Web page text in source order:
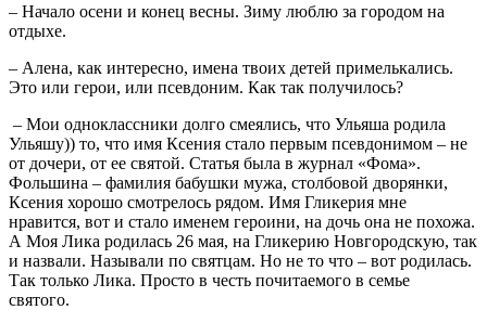
– Начало осени и конец весны. Зиму люблю за городом на
отдыхе.
– Алена, как интересно, имена твоих детей примелькались.
Это или герои, или псевдоним. Как так получилось?
– Мои одноклассники долго смеялись, что Ульяша родила
Ульяшу)) то, что имя Ксения стало первым псевдонимом – не
от дочери, от ее святой. Статья была в журнал «Фома».
Фольшина – фамилия бабушки мужа, столбовой дворянки,
Ксения хорошо смотрелось рядом. Имя Гликерия мне
нравится, вот и стало именем героини, на дочь она не похожа.
А Моя Лика родилась 26 мая, на Гликерию Новгородскую, так
и назвали. Называли по святцам. Но не то что – вот родилась.
Так только Лика. Просто в честь почитаемого в семье
святого.